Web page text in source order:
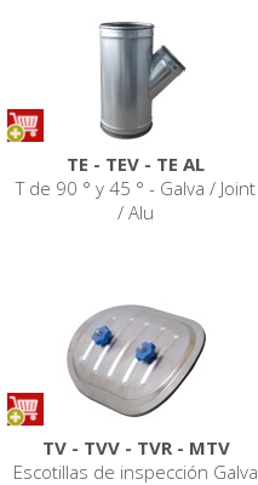
TE - TEV - TE AL
T de 90 ° y 45 ° - Galva / Joint
/ Alu
TV - TVV - TVR - MTV
Escotillas de inspección Galva